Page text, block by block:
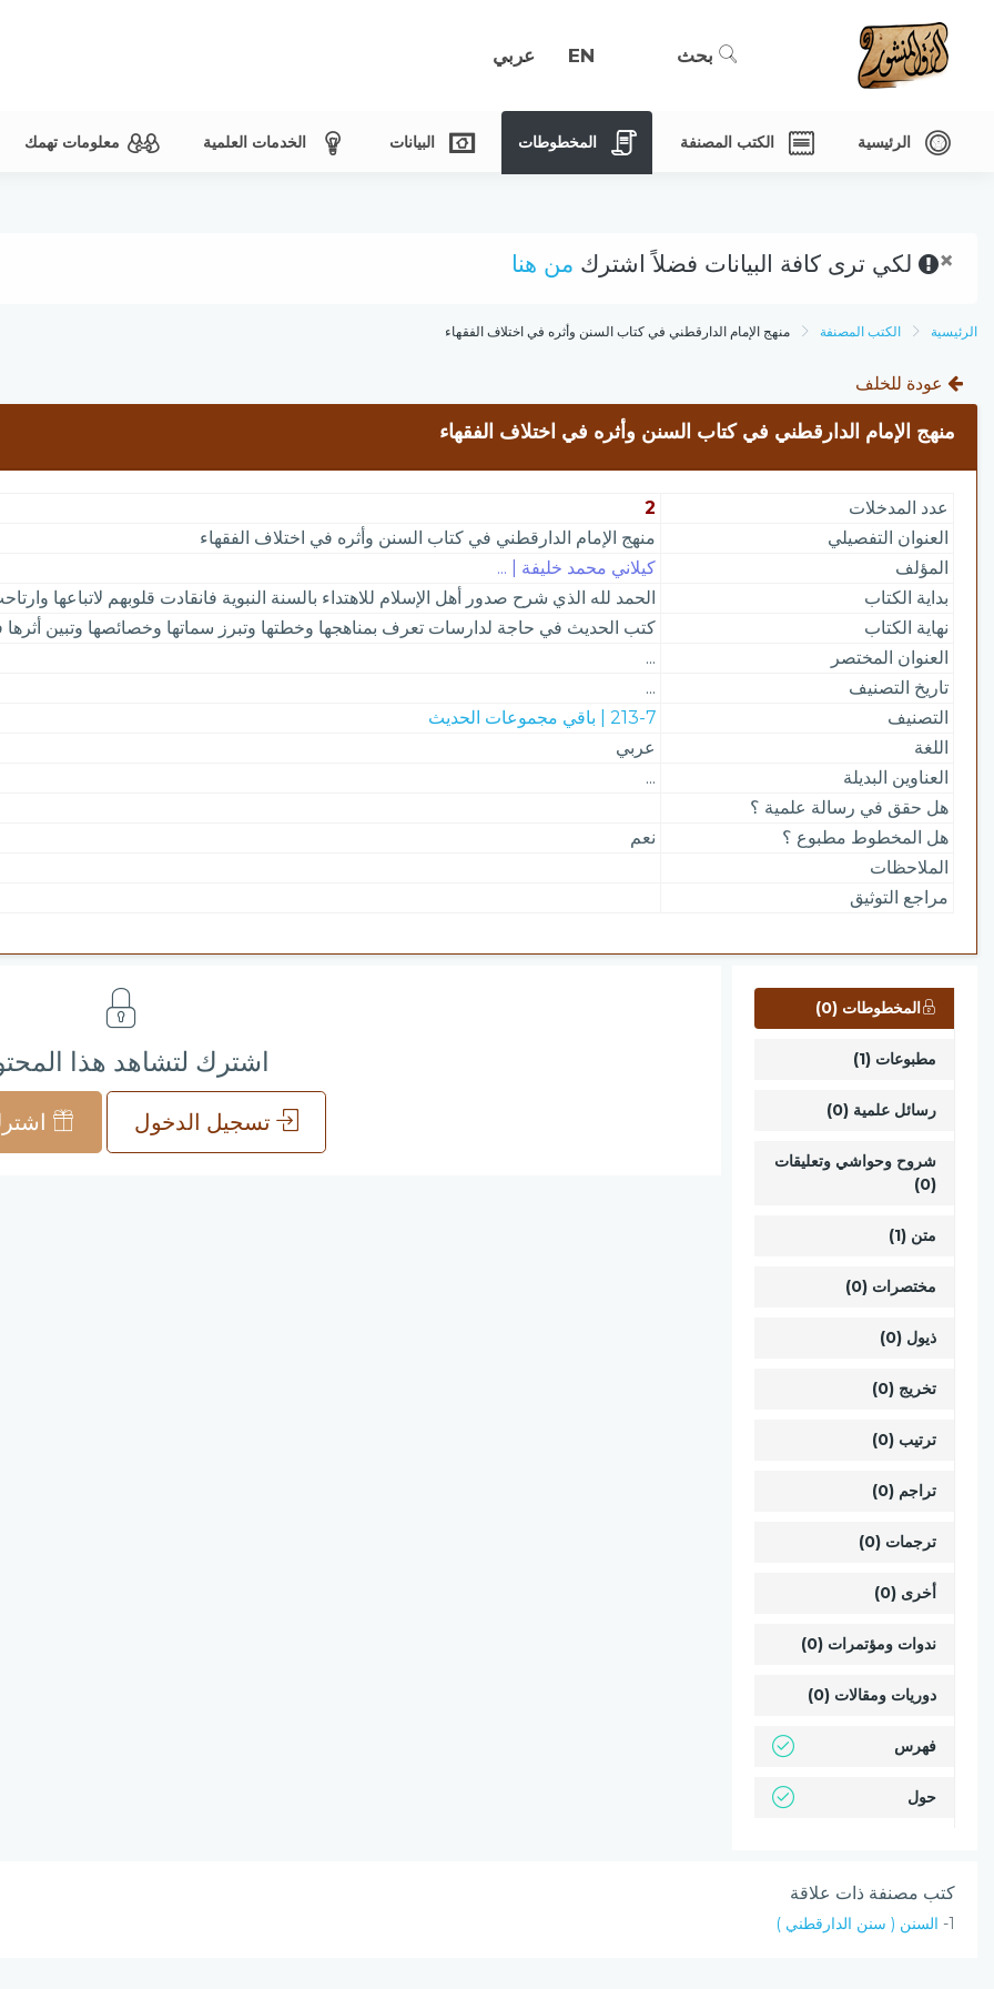
بحث EN عربي
الرئيسية الكتب المصنفة المخطوطات البيانات الخدمات العلمية معلومات تهمك
× لكي ترى كافة البيانات فضلاً اشترك من هنا
الرئيسية الكتب المصنفة منهج الإمام الدارقطني في كتاب السنن وأثره في اختلاف الفقهاء
عودة للخلف
منهج الإمام الدارقطني في كتاب السنن وأثره في اختلاف الفقهاء
عدد المدخلات
2
العنوان التفصيلي
منهج الإمام الدارقطني في كتاب السنن وأثره في اختلاف الفقهاء
المؤلف
كيلاني محمد خليفة | ...
بداية الكتاب
الحمد لله الذي شرح صدور أهل الإسلام للاهتداء بالسنة النبوية فانقادت قلوبهم لاتباعها
نهاية الكتاب
كتب الحديث في حاجة لدارسات تعرف بمناهجها وخطتها وتبرز سماتها وخصائصها وتبين أثرها
العنوان المختصر
...
تاريخ التصنيف
...
التصنيف
213-7 | باقي مجموعات الحديث
اللغة
عربي
العناوين البديلة
...
هل حقق في رسالة علمية ؟
هل المخطوط مطبوع ؟
نعم
الملاحظات
مراجع التوثيق
المخطوطات (0)
مطبوعات (1)
رسائل علمية (0)
شروح وحواشي وتعليقات
(0)
متن (1)
مختصرات (0)
ذيول (0)
تخريج (0)
ترتيب (0)
تراجم (0)
ترجمات (0)
أخرى (0)
ندوات ومؤتمرات (0)
دوريات ومقالات (0)
فهرس
حول
اشترك لتشاهد هذا
تسجيل الدخول
كتب مصنفة ذات علاقة
1- السنن ( سنن الدارقطني )